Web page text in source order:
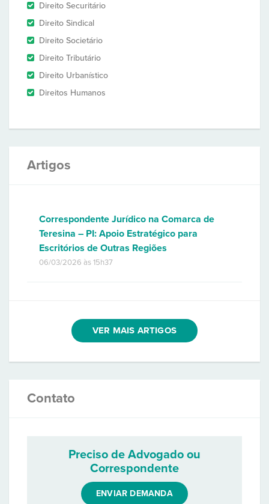
Direito Securitário
Direito Sindical
Direito Societário
Direito Tributário
Direito Urbanístico
Direitos Humanos
Artigos
Correspondente Jurídico na Comarca de
Teresina – PI: Apoio Estratégico para
Escritórios de Outras Regiões
06/03/2026 às 15h37
VER MAIS ARTIGOS
Contato
Preciso de Advogado ou
Correspondente
ENVIAR DEMANDA